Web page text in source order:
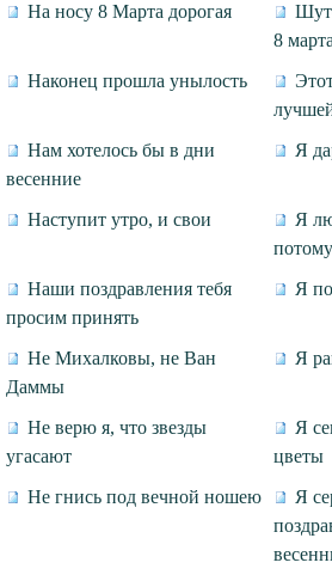
На носу 8 Марта дорогая
8 марта
Наконец прошла унылость
Нам хотелось бы в дни
весенние
Я
Наступит утро, и свои
Я
Наши поздравления тебя
просим принять
Я
Не Михалковы, не Ван
Даммы
Я
Не верю я, что звезды
угасают
Я
цветы
Не гнись под вечной ношею
Я